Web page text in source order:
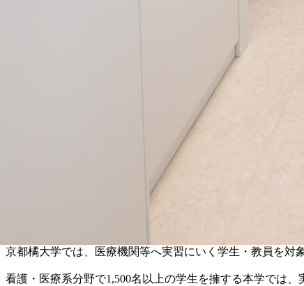
京都橘大学では、医療機関等へ実習にいく学生・教員を対
看護・医療系分野で1,500名以上の学生を擁する本学では